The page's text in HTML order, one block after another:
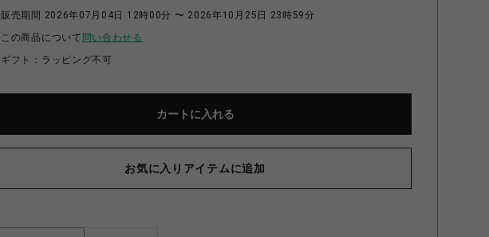
販売期間 2026年07月04日 12時00分 〜 2026年10月25日 23時59分
この商品について 問い合わせる
ギフト：ラッピング不可
カートに入れる
お気に入りアイテムに追加